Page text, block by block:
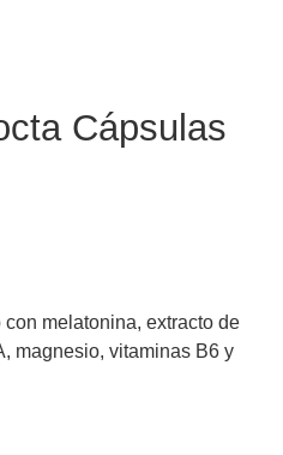
Cápsulas
melatonina, extracto de
magnesio, vitaminas B6 y